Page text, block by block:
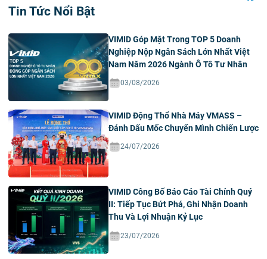
Tin Tức Nổi Bật
VIMID Góp Mặt Trong TOP 5 Doanh
Nghiệp Nộp Ngân Sách Lớn Nhất Việt
Nam Năm 2026 Ngành Ô Tô Tư Nhân
03/08/2026
VIMID Động Thổ Nhà Máy VMASS –
Đánh Dấu Mốc Chuyển Mình Chiến Lược
24/07/2026
VIMID Công Bố Báo Cáo Tài Chính Quý
II: Tiếp Tục Bứt Phá, Ghi Nhận Doanh
Thu Và Lợi Nhuận Kỷ Lục
23/07/2026